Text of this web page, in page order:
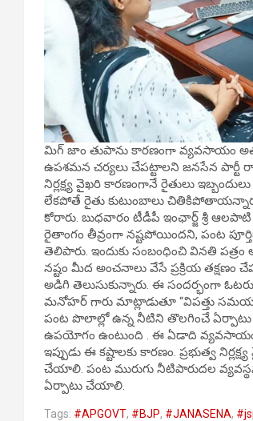
మిగ్ జాం తుపాను కారణంగా వ్యవసాయం
ఉపశమన చర్యలు చేపట్టాలని జనసేన పార్టీ
నిర్లక్ష్య వైఖరి కారణంగానే రైతులు
లేకపోతే రైతు కుటుంబాలు
కోరారు. బుధవారం టీడీపీ ఇంఛార్జ్ శ్రీ
రైతాంగం తీవ్రంగా నష్టపోయిందని, పంట
తెలిపారు. ఇందుకు సంబంధించి వినతి
నష్టం మీద అంచనాలు వేసే ప్రక్రియ తక్షణం
అడిగి తెలుసుకున్నారు. ఈ సందర్భంగా
మనోహర్ గారు మాట్లాడుతూ “విపత్తు సమయంలో
పంట పొలాల్లో ఉన్న నీటిని తొలగించే
ఉపయోగం ఉంటుంది . ఈ ఏడాది వ్యవసాయం
ఇప్పుడు ఈ కష్టాలకు కారణం. ప్రభుత్వ
చేయాలి. పంట మురుగు నీటిపారుదల
ఏర్పాటు చేయాలి.
Tags: #APGOVT, #BJP, #JANASENA,